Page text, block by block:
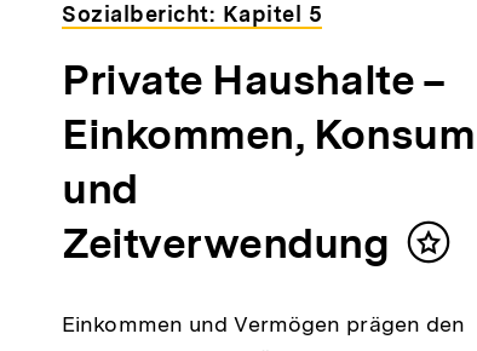
Sozialbericht: Kapitel 5
Private Haushalte –
Einkommen, Konsum
und
Zeitverwendung
Inhalt
Einkommen und Vermögen prägen den